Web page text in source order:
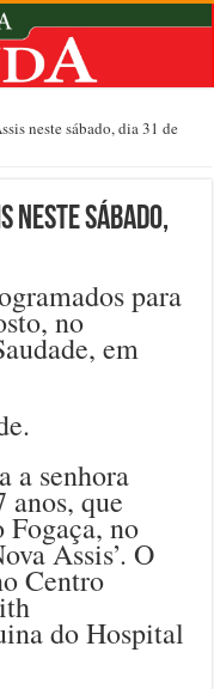
neste sábado, dia 31 de
neste sábado,
para
no
em
a senhora
anos, que
Fogaça, no
Assis’. O
Centro
do Hospital